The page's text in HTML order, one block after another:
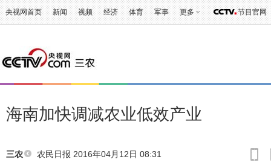
央视网首页 新闻 视频 经济 体育 军事 更多 节目官网
海南加快调减农业低效产业
三农 农民日报 2016年04月12日 08:31